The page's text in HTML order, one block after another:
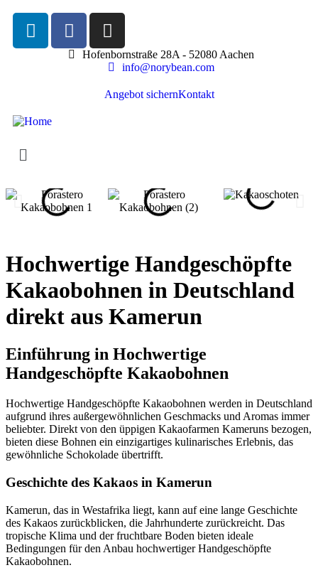
Hofenbornstraße 28A - 52080 Aachen
info@norybean.com
Angebot sichernKontakt
Hochwertige Handgeschöpfte
Kakaobohnen in Deutschland
direkt aus Kamerun
Einführung in Hochwertige
Handgeschöpfte Kakaobohnen
Hochwertige Handgeschöpfte Kakaobohnen werden in Deutschland
aufgrund ihres außergewöhnlichen Geschmacks und Aromas immer
beliebter. Direkt von den üppigen Kakaofarmen Kameruns bezogen,
bieten diese Bohnen ein einzigartiges kulinarisches Erlebnis, das
gewöhnliche Schokolade übertrifft.
Geschichte des Kakaos in Kamerun
Kamerun, das in Westafrika liegt, kann auf eine lange Geschichte
des Kakaos zurückblicken, die Jahrhunderte zurückreicht. Das
tropische Klima und der fruchtbare Boden bieten ideale
Bedingungen für den Anbau hochwertiger Handgeschöpfte
Kakaobohnen.